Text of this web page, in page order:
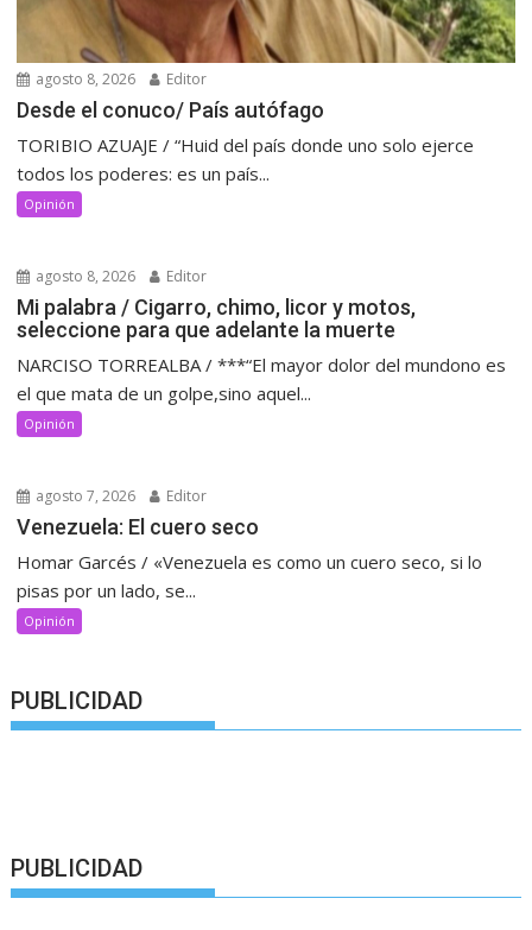
agosto 8, 2026 Editor
Desde el conuco/ País autófago
TORIBIO AZUAJE / “Huid del país donde uno solo ejerce
todos los poderes: es un país...
Opinión
agosto 8, 2026 Editor
Mi palabra / Cigarro, chimo, licor y motos,
seleccione para que adelante la muerte
NARCISO TORREALBA / ***“El mayor dolor del mundono es
el que mata de un golpe,sino aquel...
Opinión
agosto 7, 2026 Editor
Venezuela: El cuero seco
Homar Garcés / «Venezuela es como un cuero seco, si lo
pisas por un lado, se...
Opinión
PUBLICIDAD
PUBLICIDAD